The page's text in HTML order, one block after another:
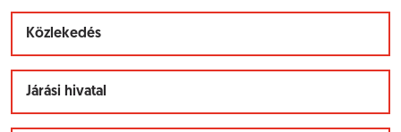
Közlekedés
Járási hivatal